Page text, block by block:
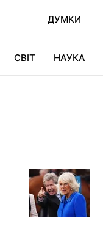
ДУМКИ
СВІТ НАУКА